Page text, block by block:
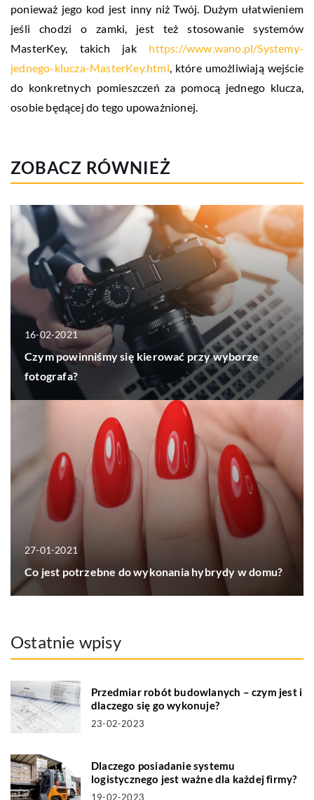
ponieważ jego kod jest inny niż Twój. Dużym ułatwieniem
jeśli chodzi o zamki, jest też stosowanie systemów
MasterKey, takich jak https://www.wano.pl/Systemy-
jednego-klucza-MasterKey.html , które umożliwiają wejście
do konkretnych pomieszczeń za pomocą jednego klucza,
osobie będącej do tego upoważnionej.
ZOBACZ RÓWNIEŻ
16-02-2021
Czym powinniśmy się kierować przy wyborze
fotografa?
27-01-2021
Co jest potrzebne do wykonania hybrydy w domu?
Ostatnie wpisy
Przedmiar robót budowlanych – czym jest i
dlaczego się go wykonuje?
23-02-2023
Dlaczego posiadanie systemu
logistycznego jest ważne dla każdej firmy?
19-02-2023